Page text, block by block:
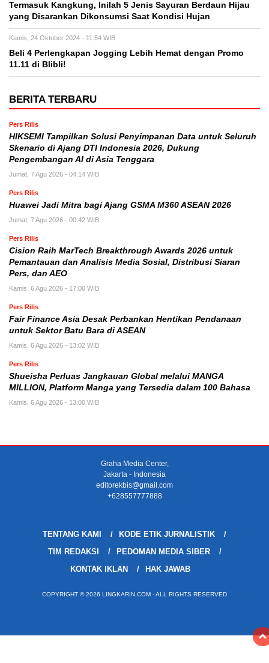
Termasuk Kangkung, Inilah 5 Jenis Sayuran Berdaun Hijau
yang Disarankan Dikonsumsi Saat Kondisi Hujan
Kamis, 24 Oktober 2024 - 11:54 WIB
Beli 4 Perlengkapan Jogging Lebih Hemat dengan Promo
11.11 di Blibli!
BERITA TERBARU
Pers Rilis
HIKSEMI Tampilkan Solusi Penyimpanan Data untuk Seluruh
Skenario di Ajang DTI Indonesia 2026, Dukung
Pengembangan AI di Asia Tenggara
Jumat, 7 Agu 2026 - 04:14 WIB
Pers Rilis
Huawei Jadi Mitra bagi Ajang GSMA M360 ASEAN 2026
Jumat, 7 Agu 2026 - 00:42 WIB
Pers Rilis
Cision Raih MarTech Breakthrough Awards 2026 untuk
Pemantauan dan Analisis Media Sosial, Distribusi Siaran
Pers, dan AEO
Kamis, 6 Agu 2026 - 17:00 WIB
Pers Rilis
Fair Finance Asia Desak Perbankan Hentikan Pendanaan
untuk Sektor Batu Bara di ASEAN
Kamis, 6 Agu 2026 - 13:02 WIB
Pers Rilis
Shueisha Perluas Jangkauan Global melalui MANGA
MILLION, Platform Manga yang Tersedia dalam 100 Bahasa
Kamis, 6 Agu 2026 - 13:00 WIB
Graha Media Center,
Jakarta - Indonesia
editorekbis@gmail.com
+628557777888
TENTANG KAMI
KODE ETIK JURNALISTIK
TIM REDAKSI
PEDOMAN MEDIA SIBER
KONTAK IKLAN
HAK JAWAB
COPYRIGHT © 2026 LINGKARIN.COM - ALL RIGHTS RESERVED